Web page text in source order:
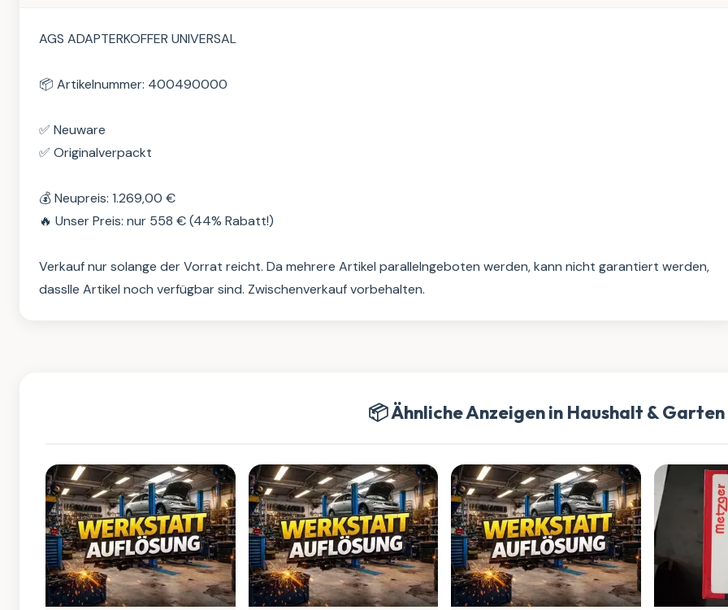
AGS ADAPTERKOFFER UNIVERSAL
📦 Artikelnummer: 400490000
✅ Neuware
✅ Originalverpackt
💰 Neupreis: 1.269,00 €
🔥 Unser Preis: nur 558 € (44% Rabatt!)
Verkauf nur solange der Vorrat reicht. Da mehrere Artikel parallelngeboten werden, kann nicht garantiert werden,
dasslle Artikel noch verfügbar sind. Zwischenverkauf vorbehalten.
📦 Ähnliche Anzeigen in Haushalt & Garten